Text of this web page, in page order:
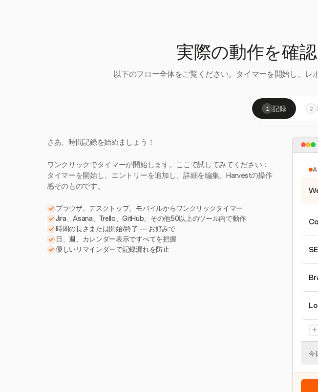
実際の動作を確
以下のフロー全体をご覧ください。タイマーを開始し、
1 記録 2
さあ、時間記録を始めましょう！
ワンクリックでタイマーが開始します。ここで試してみてください：
タイマーを開始し、エントリーを追加し、詳細を編集。Harvestの操作
感そのものです。
ブラウザ、デスクトップ、モバイルからワンクリックタイマー
Jira、Asana、Trello、GitHub、その他50以上のツール内で動作
時間の長さまたは開始/終了 — お好みで
日、週、カレンダー表示ですべてを把握
優しいリマインダーで記録漏れを防止
+
今